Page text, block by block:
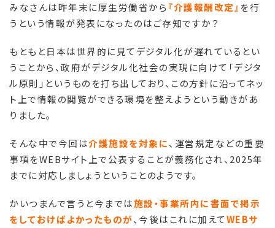
みなさんは昨年末に厚生労働省から 『介護報酬改定』を行
うという情報が発表になったのはご存知ですか？
もともと日本は世界的に見てデジタル化が遅れているとい
うことから、政府がデジタル化社会の実現に向けて「デジタ
ル原則」というものを打ち出しており、この方針に沿ってネッ
ト上で情報の閲覧ができる環境を整えようという動きがあ
りました。
そんな中で今回は介護施設を対象に、運営規定などの重要
事項をWEBサイト上で公表することが義務化され、2025年
までに対応しましょうということのようです。
かいつまんで言うと今までは施設・事業所内に書面で掲示
をしておけばよかったものが、今後はこれに加えてWEBサ